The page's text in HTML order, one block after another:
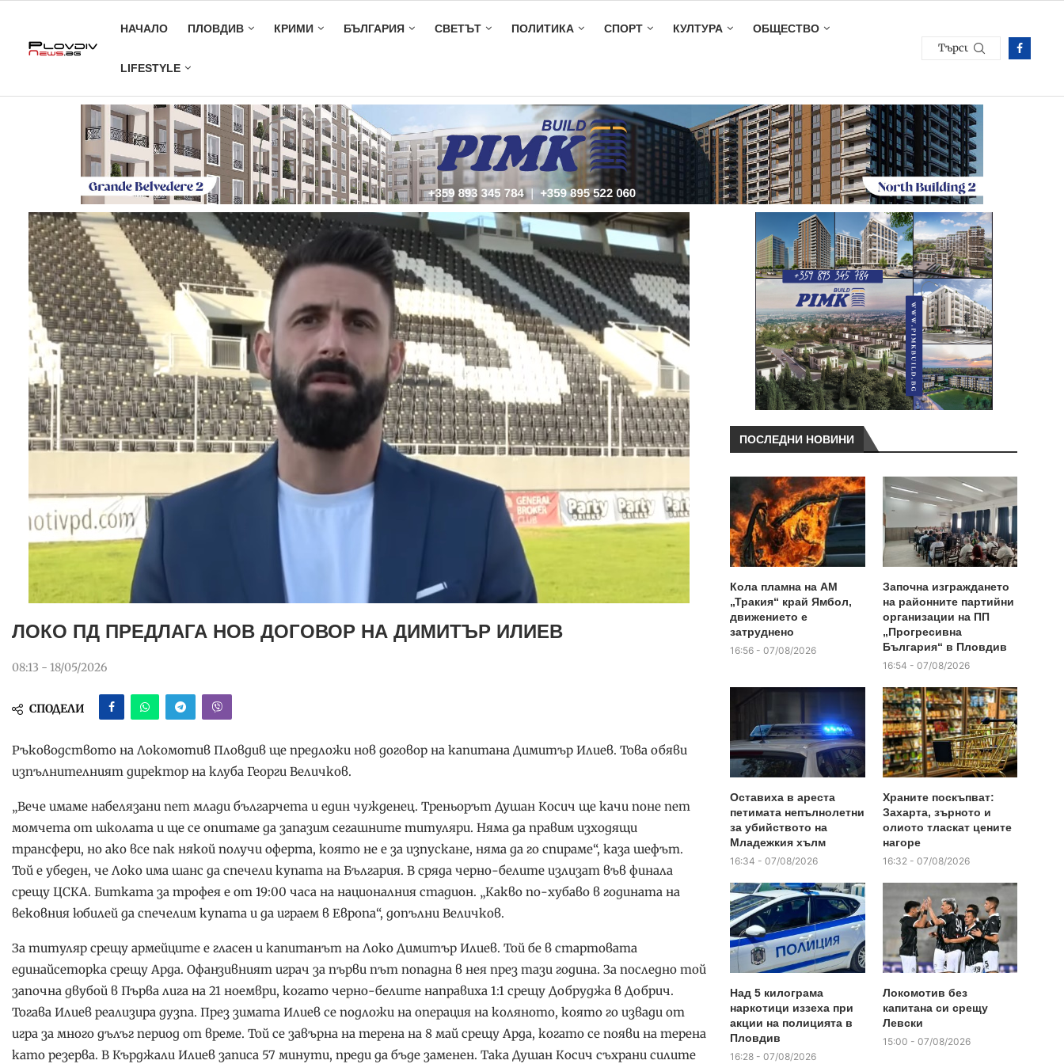
НАЧАЛО ПЛОВДИВ КРИМИ БЪЛГАРИЯ СВЕТЪТ ПОЛИТИКА СПОРТ КУЛТУРА ОБЩЕСТВО
LIFESTYLE
ЛОКО ПД ПРЕДЛАГА НОВ ДОГОВОР НА ДИМИТЪР ИЛИЕВ
08:13 - 18/05/2026
СПОДЕЛИ
Ръководството на Локомотив Пловдив ще предложи нов договор на капитана Димитър Илиев. Това обяви
изпълнителният директор на клуба Георги Величков.
„Вече имаме набелязани пет млади българчета и един чужденец. Треньорът Душан Косич ще качи поне пет
момчета от школата и ще се опитаме да запазим сегашните титуляри. Няма да правим изходящи
трансфери, но ако все пак някой получи оферта, която не е за изпускане, няма да го спираме“, каза шефът.
Той е убеден, че Локо има шанс да спечели купата на България. В сряда черно-белите излизат във финала
срещу ЦСКА. Битката за трофея е от 19:00 часа на националния стадион. „Какво по-хубаво в годината на
вековния юбилей да спечелим купата и да играем в Европа“, допълни Величков.
За титуляр срещу армейците е гласен и капитанът на Локо Димитър Илиев. Той бе в стартовата
единайсеторка срещу Арда. Офанзивният играч за първи път попадна в нея през тази година. За последно той
започна двубой в Първа лига на 21 ноември, когато черно-белите направиха 1:1 срещу Добруджа в Добрич.
Тогава Илиев реализира дузпа. През зимата Илиев се подложи на операция на коляното, която го извади от
игра за много дълъг период от време. Той се завърна на терена на 8 май срещу Арда, когато се появи на терена
като резерва. В Кърджали Илиев записа 57 минути, преди да бъде заменен. Така Душан Косич съхрани силите
ПОСЛЕДНИ НОВИНИ
Кола пламна на АМ
„Тракия“ край Ямбол,
движението е
затруднено
16:56 - 07/08/2026
Започна изграждането
на районните партийни
организации на ПП
„Прогресивна
България“ в Пловдив
16:54 - 07/08/2026
Оставиха в ареста
петимата непълнолетни
за убийството на
Младежкия хълм
16:34 - 07/08/2026
Храните поскъпват:
Захарта, зърното и
олиото тласкат цените
нагоре
16:32 - 07/08/2026
Над 5 килограма
наркотици иззеха при
акции на полицията в
Пловдив
16:28 - 07/08/2026
Локомотив без
капитана си срещу
Левски
15:00 - 07/08/2026